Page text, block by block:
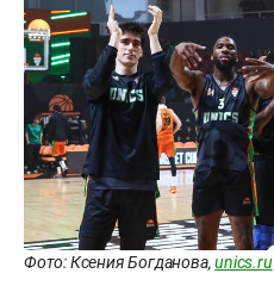
Фото: Ксения Богданова,unics.ru